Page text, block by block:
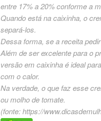
entre 17% a 20% conforme a
Quando está na caixinha, o
separá-los.
Dessa forma, se a receita
Além de ser excelente para o
versão em caixinha é ideal
com o calor.
Na verdade, o que faz esse
ou molho de tomate.
(fonte:https://